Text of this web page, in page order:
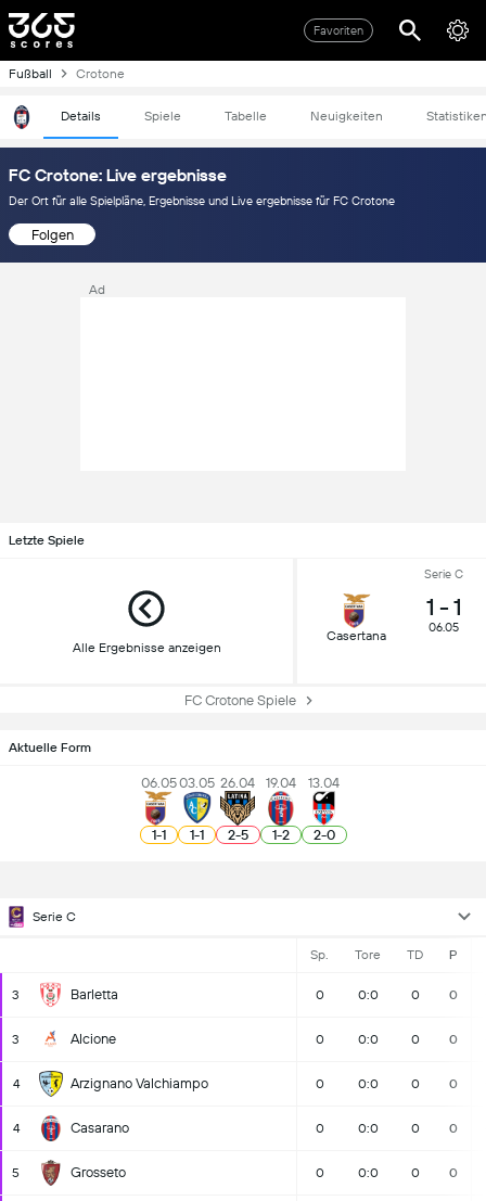
Favoriten
Fußball Crotone
Details Spiele Tabelle Neuigkeiten
FC Crotone: Live ergebnisse
Der Ort für alle Spielpläne, Ergebnisse und Live ergebnisse für FC Crotone
Folgen
Ad
Letzte Spiele
Alle Ergebnisse anzeigen
Serie C
Casertana
1 - 1
06.05
FC Crotone Spiele
Aktuelle Form
06.05
1-1
03.05
1-1
26.04
2-5
19.04
1-2
13.04
2-0
Serie C
Sp. Tore TD P
3 Barletta 0 0:0 0 0
3 Alcione 0 0:0 0 0
4 Arzignano Valchiampo 0 0:0 0 0
4 Casarano 0 0:0 0 0
5 Grosseto 0 0:0 0 0